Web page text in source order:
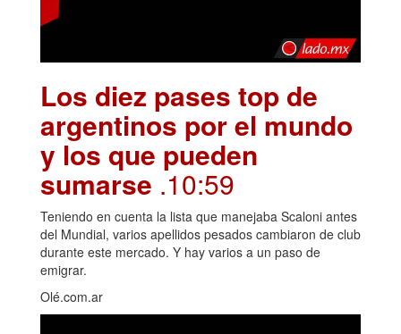
Los diez pases top de
argentinos por el mundo
y los que pueden
sumarse .10:59
Teniendo en cuenta la lista que manejaba Scaloni antes
del Mundial, varios apellidos pesados cambiaron de club
durante este mercado. Y hay varios a un paso de
emigrar.
Olé.com.ar